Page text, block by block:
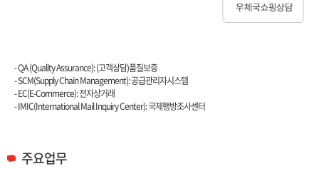
- QA (Quality Assurance): (고객상담)품질보증
- SCM(Supply Chain Management): 공급관리자시스템
- EC(E-Commerce): 전자상거래
- IMIC(International Mail Inquiry Center): 국제행방조사센터
주요업무